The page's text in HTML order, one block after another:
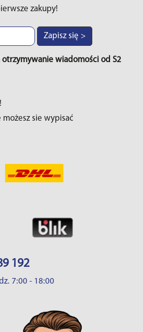
zakupy!
Zapisz się >
otrzymywanie wiadomości od S2
sie wypisać
192
7:00 - 18:00